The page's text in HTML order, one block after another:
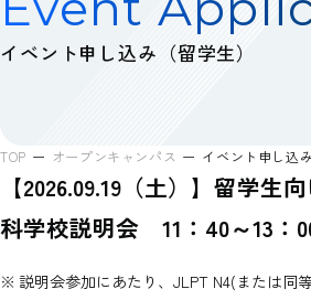
イベント申し込み（留学生）
TOP オープンキャンパス イベント申し込
【2026.09.19（土）】留学生
科学校説明会 11：40～13：
説明会参加にあたり、JLPT N4(または同